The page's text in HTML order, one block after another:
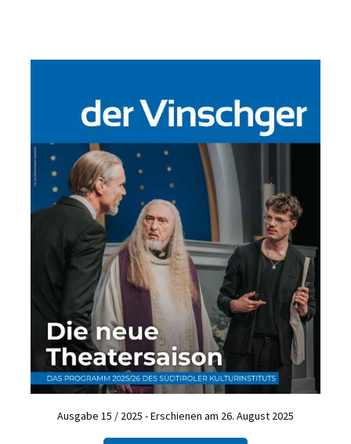
Ausgabe 15 / 2025 - Erschienen am 26. August 2025